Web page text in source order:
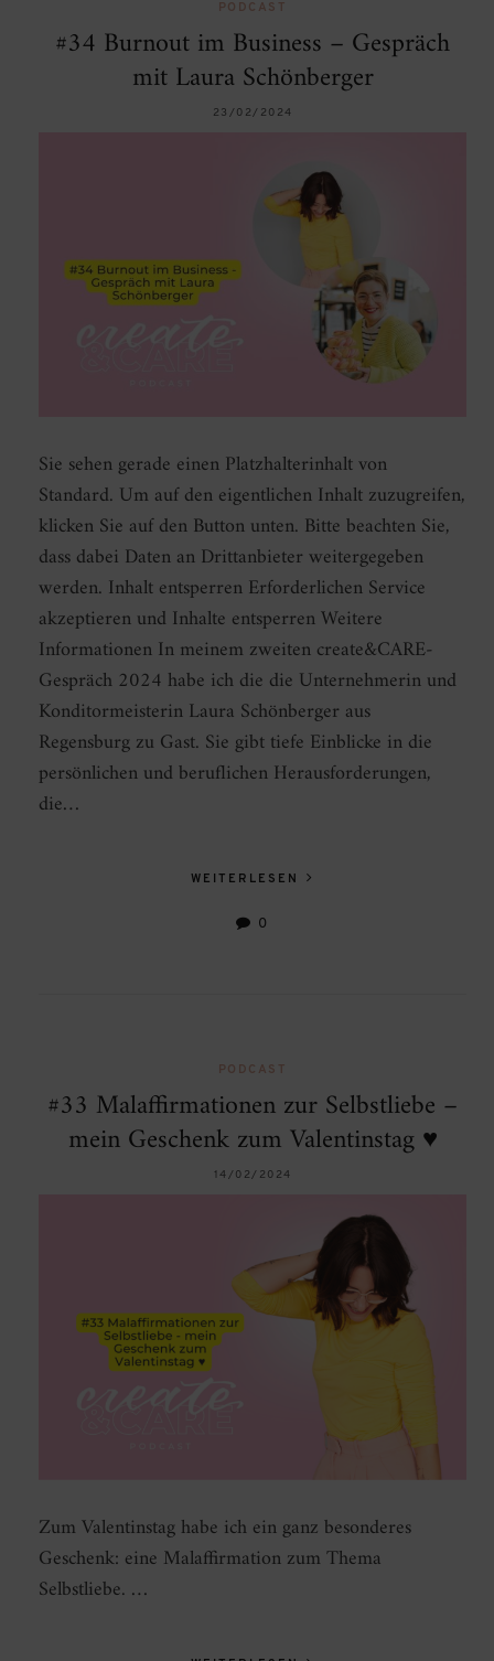
PODCAST
#34 Burnout im Business – Gespräch
mit Laura Schönberger
23/02/2024
Sie sehen gerade einen Platzhalterinhalt von
Standard. Um auf den eigentlichen Inhalt zuzugreifen,
klicken Sie auf den Button unten. Bitte beachten Sie,
dass dabei Daten an Drittanbieter weitergegeben
werden. Inhalt entsperren Erforderlichen Service
akzeptieren und Inhalte entsperren Weitere
Informationen In meinem zweiten create&CARE-
Gespräch 2024 habe ich die die Unternehmerin und
Konditormeisterin Laura Schönberger aus
Regensburg zu Gast. Sie gibt tiefe Einblicke in die
persönlichen und beruflichen Herausforderungen,
die…
WEITERLESEN
0
PODCAST
#33 Malaffirmationen zur Selbstliebe –
mein Geschenk zum Valentinstag ♥
14/02/2024
Zum Valentinstag habe ich ein ganz besonderes
Geschenk: eine Malaffirmation zum Thema
Selbstliebe. …